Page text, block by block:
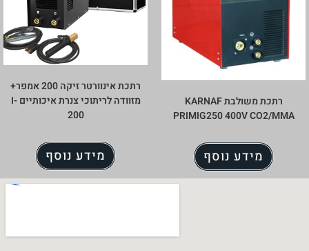
רתכת משולבת KARNAF
PRIMIG250 400V CO2/
מידע נוסף
רתכת אינוורטר זיקה 200 אמפר+
מזוודה לריתוכי צנרת איכותיים I-
מידע נוסף